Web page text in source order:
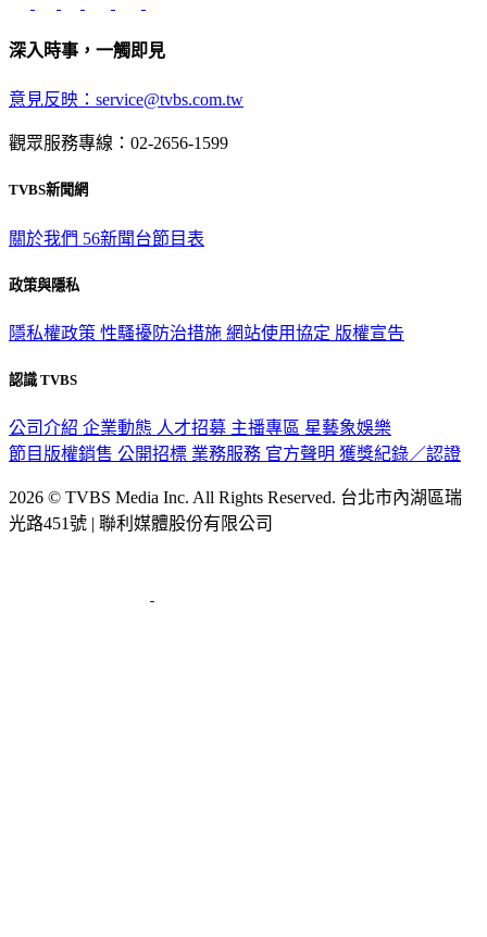
深入時事，一觸即見
意見反映：service@tvbs.com.tw
觀眾服務專線：02-2656-1599
TVBS新聞網
關於我們 56新聞台節目表
政策與隱私
隱私權政策 性騷擾防治措施 網站使用協定 版權宣告
認識 TVBS
公司介紹 企業動態 人才招募 主播專區 星藝象娛樂
節目版權銷售 公開招標 業務服務 官方聲明 獲獎紀錄／認證
2026 © TVBS Media Inc. All Rights Reserved. 台北市內湖區瑞
光路451號 | 聯利媒體股份有限公司